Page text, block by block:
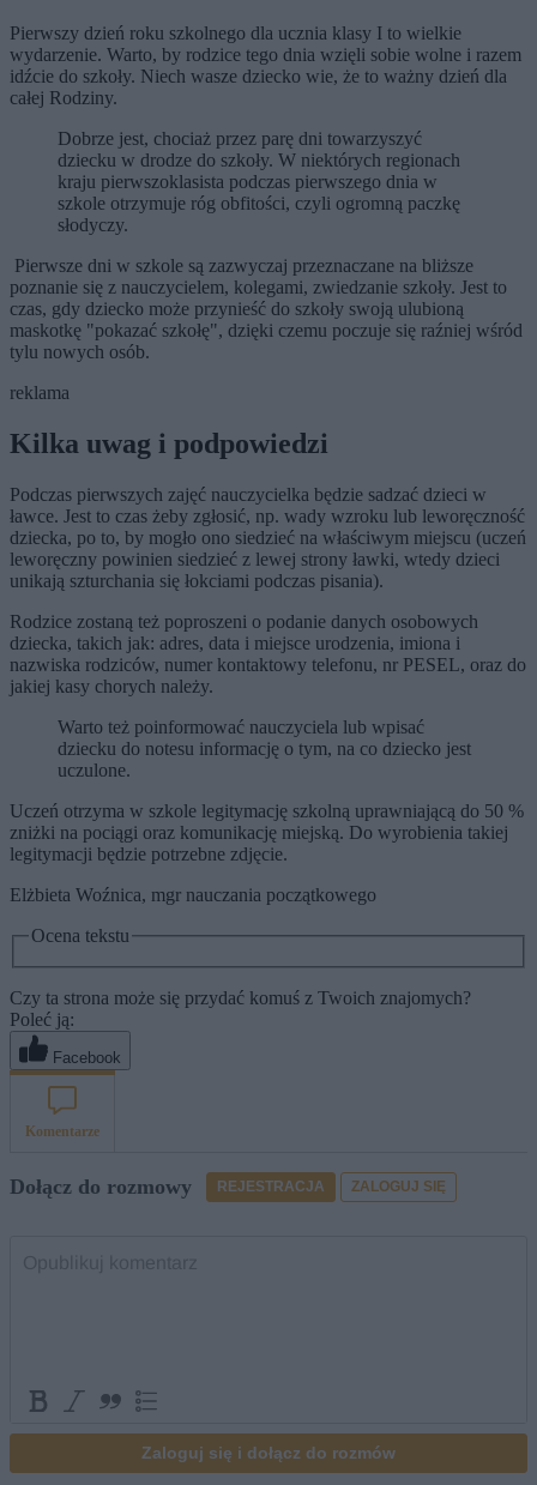
Pierwszy dzień roku szkolnego dla ucznia klasy I to wielkie
wydarzenie. Warto, by rodzice tego dnia wzięli sobie wolne i razem
idźcie do szkoły. Niech wasze dziecko wie, że to ważny dzień dla
całej Rodziny.
Dobrze jest, chociaż przez parę dni towarzyszyć
dziecku w drodze do szkoły. W niektórych regionach
kraju pierwszoklasista podczas pierwszego dnia w
szkole otrzymuje róg obfitości, czyli ogromną paczkę
słodyczy.
Pierwsze dni w szkole są zazwyczaj przeznaczane na bliższe
poznanie się z nauczycielem, kolegami, zwiedzanie szkoły. Jest to
czas, gdy dziecko może przynieść do szkoły swoją ulubioną
maskotkę "pokazać szkołę", dzięki czemu poczuje się raźniej wśród
tylu nowych osób.
reklama
Kilka uwag i podpowiedzi
Podczas pierwszych zajęć nauczycielka będzie sadzać dzieci w
ławce. Jest to czas żeby zgłosić, np. wady wzroku lub leworęczność
dziecka, po to, by mogło ono siedzieć na właściwym miejscu (uczeń
leworęczny powinien siedzieć z lewej strony ławki, wtedy dzieci
unikają szturchania się łokciami podczas pisania).
Rodzice zostaną też poproszeni o podanie danych osobowych
dziecka, takich jak: adres, data i miejsce urodzenia, imiona i
nazwiska rodziców, numer kontaktowy telefonu, nr PESEL, oraz do
jakiej kasy chorych należy.
Warto też poinformować nauczyciela lub wpisać
dziecku do notesu informację o tym, na co dziecko jest
uczulone.
Uczeń otrzyma w szkole legitymację szkolną uprawniającą do 50 %
zniżki na pociągi oraz komunikację miejską. Do wyrobienia takiej
legitymacji będzie potrzebne zdjęcie.
Elżbieta Woźnica, mgr nauczania początkowego
Ocena tekstu
Czy ta strona może się przydać komuś z Twoich znajomych?
Poleć ją:
Facebook